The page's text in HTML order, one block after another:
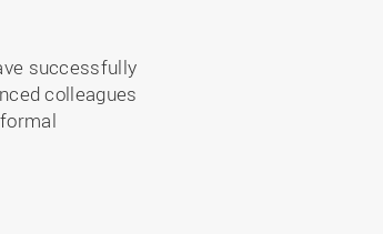
successfully
colleagues